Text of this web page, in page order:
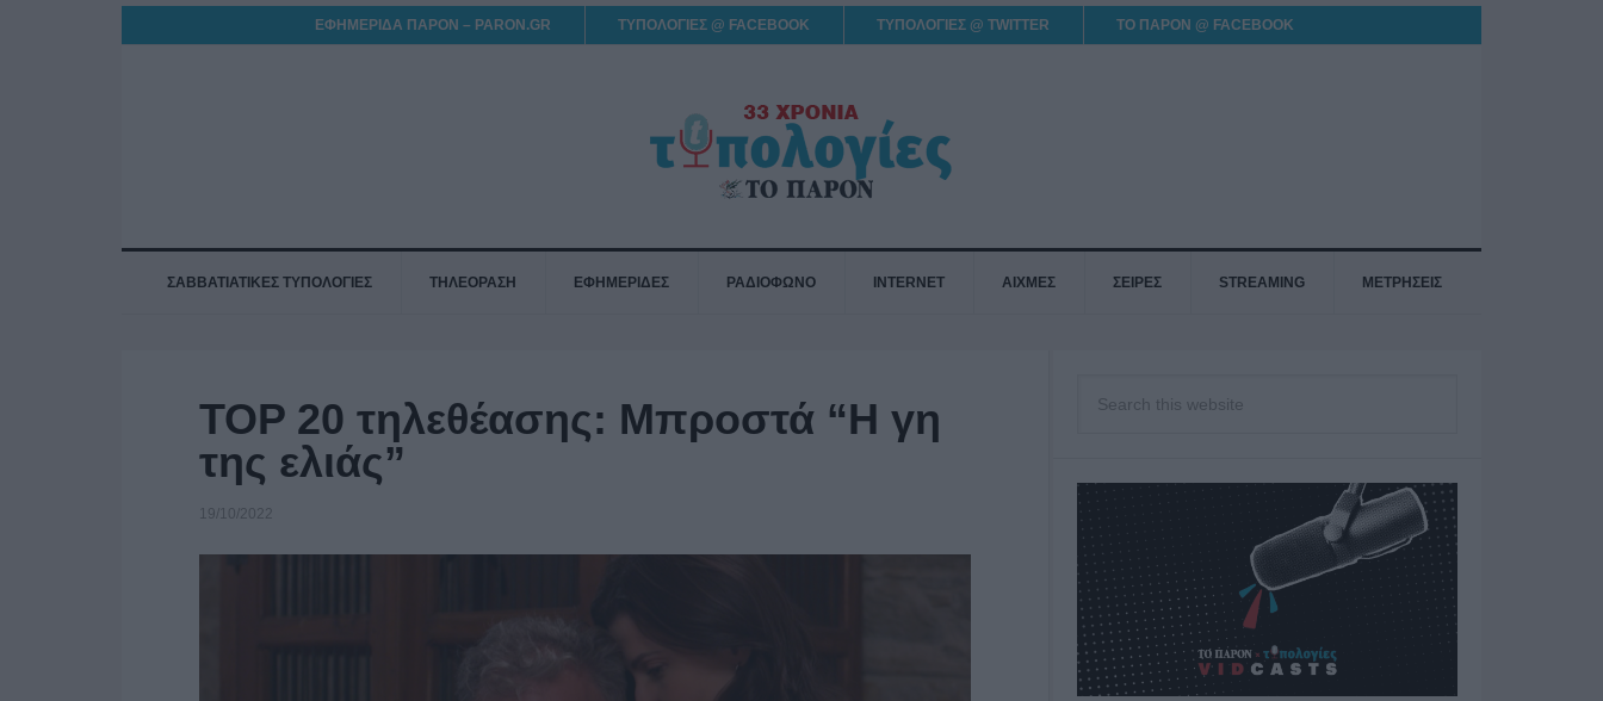
ΕΦΗΜΕΡΙΔΑ ΠΑΡΟΝ – PARON.GR ΤΥΠΟΛΟΓΙΕΣ @ FACEBOOK ΤΥΠΟΛΟΓΙΕΣ @ TWITTER ΤΟ ΠΑΡΟΝ @ FACEBOOK
ΣΑΒΒΑΤΙΑΤΙΚΕΣ ΤΥΠΟΛΟΓΙΕΣ ΤΗΛΕΟΡΑΣΗ ΕΦΗΜΕΡΙΔΕΣ ΡΑΔΙΟΦΩΝΟ INTERNET ΑΙΧΜΕΣ ΣΕΙΡΕΣ STREAMING ΜΕΤΡΗΣΕΙΣ
TOP 20 τηλεθέασης: Μπροστά “Η γη
της ελιάς”
19/10/2022